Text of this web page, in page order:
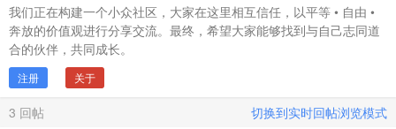
我们正在构建一个小众社区，大家在这里相互信任，以平等 • 自由 •
奔放的价值观进行分享交流。最终，希望大家能够找到与自己志同道
合的伙伴，共同成长。
注册 关于
3 回帖 切换到实时回帖浏览模式